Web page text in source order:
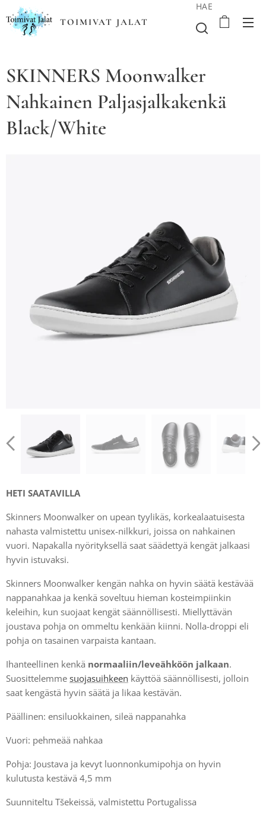
TOIMIVAT JALAT
HAE
SKINNERS Moonwalker
Nahkainen Paljasjalkakenkä
Black/White
HETI SAATAVILLA
Skinners Moonwalker on upean tyylikäs, korkealaatuisesta
nahasta valmistettu unisex-nilkkuri, joissa on nahkainen
vuori. Napakalla nyörityksellä saat säädettyä kengät jalkaasi
hyvin istuvaksi.
Skinners Moonwalker kengän nahka on hyvin säätä kestävää
nappanahkaa ja kenkä soveltuu hieman kosteimpiinkin
keleihin, kun suojaat kengät säännöllisesti. Miellyttävän
joustava pohja on ommeltu kenkään kiinni. Nolla-droppi eli
pohja on tasainen varpaista kantaan.
Ihanteellinen kenkä normaaliin/leveähköön jalkaan.
Suosittelemme suojasuihkeen käyttöä säännöllisesti, jolloin
saat kengästä hyvin säätä ja likaa kestävän.
Päällinen: ensiluokkainen, sileä nappanahka
Vuori: pehmeää nahkaa
Pohja: Joustava ja kevyt luonnonkumipohja on hyvin
kulutusta kestävä 4,5 mm
Suunniteltu Tšekeissä, valmistettu Portugalissa